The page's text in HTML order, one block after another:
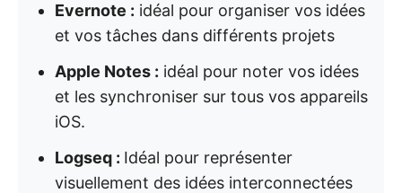
Evernote : idéal pour organiser vos idées
et vos tâches dans différents projets
Apple Notes : idéal pour noter vos idées
et les synchroniser sur tous vos appareils
iOS.
Logseq : Idéal pour représenter
visuellement des idées interconnectées